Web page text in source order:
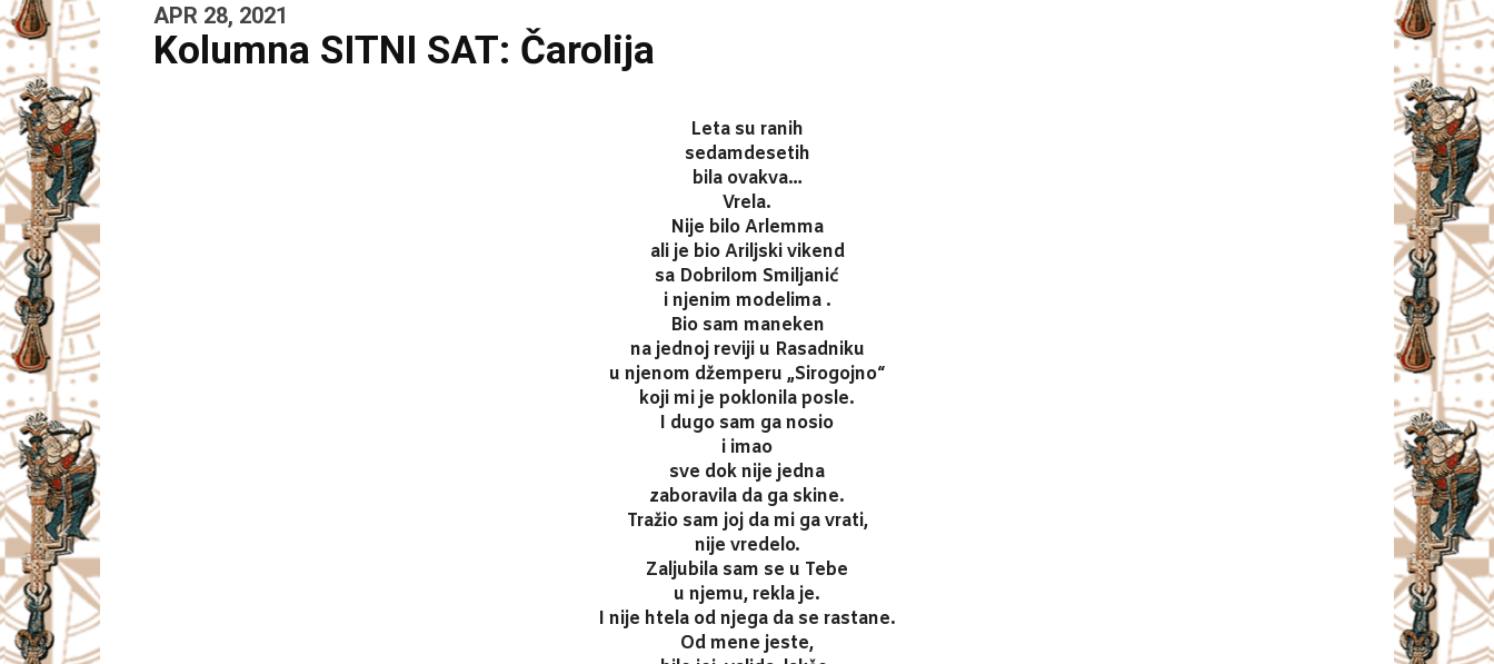
APR 28, 2021
Kolumna SITNI SAT: Čarolija
Leta su ranih
sedamdesetih
bila ovakva…
Vrela.
Nije bilo Arlemma
ali je bio Ariljski vikend
sa Dobrilom Smiljanić
i njenim modelima .
Bio sam maneken
na jednoj reviji u Rasadniku
u njenom džemperu „Sirogojno“
koji mi je poklonila posle.
I dugo sam ga nosio
i imao
sve dok nije jedna
zaboravila da ga skine.
Tražio sam joj da mi ga vrati,
nije vredelo.
Zaljubila sam se u Tebe
u njemu, rekla je.
I nije htela od njega da se rastane.
Od mene jeste,